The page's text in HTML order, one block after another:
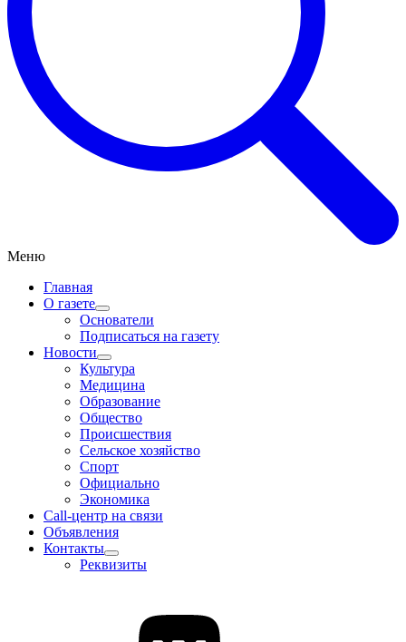
Меню
Главная
О газете
Основатели
Подписаться на газету
Новости
Культура
Медицина
Образование
Общество
Происшествия
Сельское хозяйство
Спорт
Официально
Экономика
Call-центр на связи
Объявления
Контакты
Реквизиты